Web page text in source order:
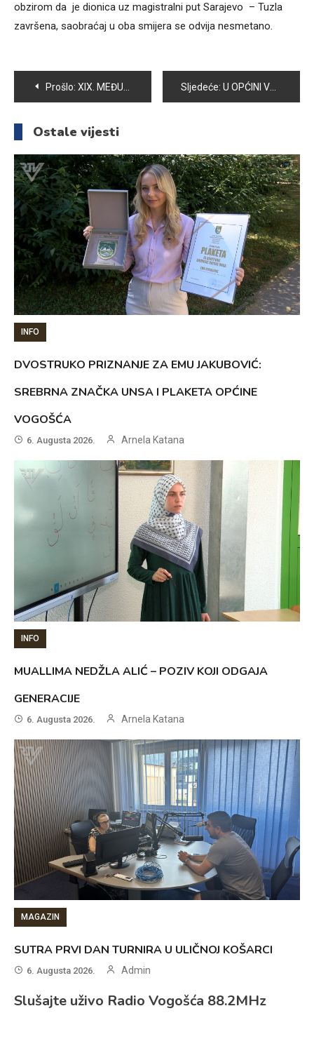
obzirom da je dionica uz magistralni put Sarajevo – Tuzla
završena, saobraćaj u oba smijera se odvija nesmetano.
Navigacija
članaka
Prošlo: XIX. MEĐUNARODNI MEMORIJALNI BOKSERSKI TURNIR Sljedeće: U OPĆINI VOGOŠĆA ODRŽANO PREDAVANJE O DIJABETESU
Ostale vijesti
INFO
DVOSTRUKO PRIZNANJE ZA EMU JAKUBOVIĆ:
SREBRNA ZNAČKA UNSA I PLAKETA OPĆINE
VOGOŠĆA
6. Augusta 2026. Arnela Katana
INFO
MUALLIMA NEDŽLA ALIĆ – POZIV KOJI ODGAJA
GENERACIJE
6. Augusta 2026. Arnela Katana
MAGAZIN
SUTRA PRVI DAN TURNIRA U ULIČNOJ KOŠARCI
6. Augusta 2026. Admin
Slušajte uživo Radio Vogošća 88.2MHz